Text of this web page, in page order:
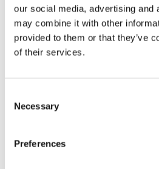
our social media, advertising and
may combine it with other
provided to them or that they’ve
of their services.
Selection
Necessary
Preferences